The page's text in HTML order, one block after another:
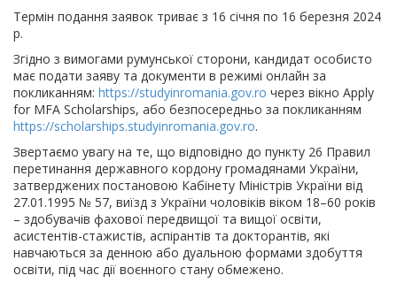
Термін подання заявок триває з 16 січня по 16 березня 2024
р.
Згідно з вимогами румунської сторони, кандидат особисто
має подати заяву та документи в режимі онлайн за
покликанням: https://studyinromania.gov.ro через вікно Apply
for MFA Scholarships, або безпосередньо за покликанням
https://scholarships.studyinromania.gov.ro.
Звертаємо увагу на те, що відповідно до пункту 26 Правил
перетинання державного кордону громадянами України,
затверджених постановою Кабінету Міністрів України від
27.01.1995 № 57, виїзд з України чоловіків віком 18–60 років
– здобувачів фахової передвищої та вищої освіти,
асистентів-стажистів, аспірантів та докторантів, які
навчаються за денною або дуальною формами здобуття
освіти, під час дії воєнного стану обмежено.